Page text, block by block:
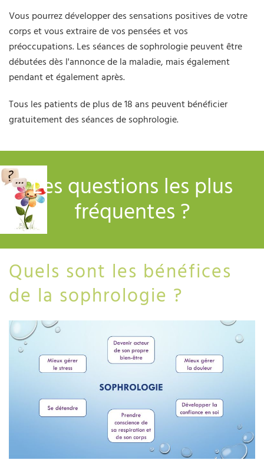
Vous pourrez développer des sensations positives de votre
corps et vous extraire de vos pensées et vos
préoccupations. Les séances de sophrologie peuvent être
débutées dès l'annonce de la maladie, mais également
pendant et également après.
Tous les patients de plus de 18 ans peuvent bénéficier
gratuitement des séances de sophrologie.
Les questions les plus
fréquentes ?
Quels sont les bénéfices
de la sophrologie ?